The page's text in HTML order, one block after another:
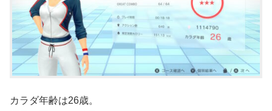
カラダ年齢は26歳。